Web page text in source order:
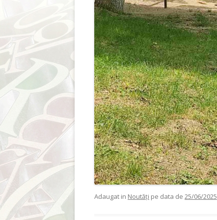
Adaugat in Noutăți pe data de 25/06/2025